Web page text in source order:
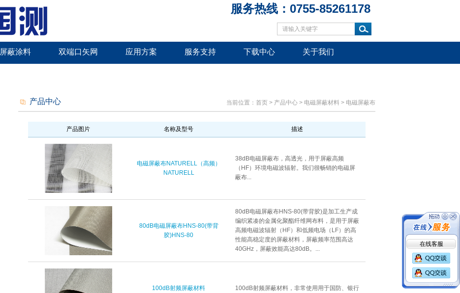
服务热线：0755-85261178
屏蔽涂料 双端口矢网 应用方案 服务支持 下载中心 关于我们
当前位置： 首页 > 产品中心 > 电磁屏蔽材料 > 电磁屏蔽布
产品中心
产品图片 名称及型号 描述
电磁屏蔽布NATURELL（高频）
NATURELL
38dB电磁屏蔽布，高透光，用于屏蔽高频
（HF）环境电磁波辐射。我们很畅销的电磁屏
蔽布...
80dB电磁屏蔽布HNS-80(带背
胶)HNS-80
80dB电磁屏蔽布HNS-80(带背胶)是加工生产成
编织紧凑的金属化聚酯纤维网布料，是用于屏蔽
高频电磁波辐射（HF）和低频电场（LF）的高
性能高稳定度的屏蔽材料，屏蔽频率范围高达
40GHz，屏蔽效能高达80dB。...
100dB射频屏蔽材料
100dB射频屏蔽材料，非常使用用于国防、银行
在线客服